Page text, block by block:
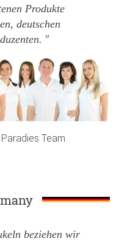
Produkte
deutschen
Team
beziehen wir